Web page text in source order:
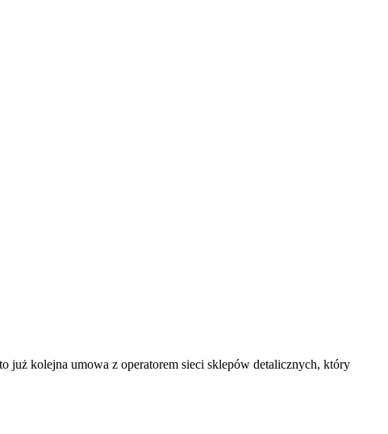
już kolejna umowa z operatorem sieci sklepów detalicznych, który